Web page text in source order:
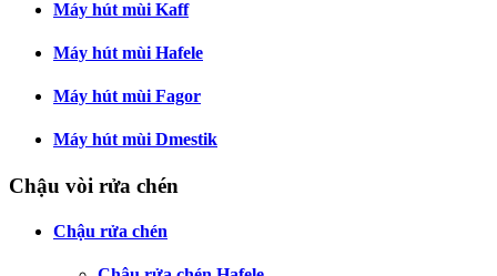
Máy hút mùi Kaff
Máy hút mùi Hafele
Máy hút mùi Fagor
Máy hút mùi Dmestik
Chậu vòi rửa chén
Chậu rửa chén